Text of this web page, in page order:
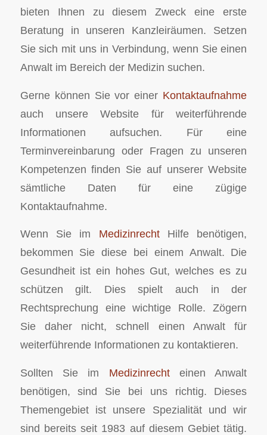
bieten Ihnen zu diesem Zweck eine erste
Beratung in unseren Kanzleiräumen. Setzen
Sie sich mit uns in Verbindung, wenn Sie einen
Anwalt im Bereich der Medizin suchen.
Gerne können Sie vor einer Kontaktaufnahme
auch unsere Website für weiterführende
Informationen aufsuchen. Für eine
Terminvereinbarung oder Fragen zu unseren
Kompetenzen finden Sie auf unserer Website
sämtliche Daten für eine zügige
Kontaktaufnahme.
Wenn Sie im MedizinrechtHilfe benötigen,
bekommen Sie diese bei einem Anwalt. Die
Gesundheit ist ein hohes Gut, welches es zu
schützen gilt. Dies spielt auch in der
Rechtsprechung eine wichtige Rolle. Zögern
Sie daher nicht, schnell einen Anwalt für
weiterführende Informationen zu kontaktieren.
Sollten Sie im Medizinrechteinen Anwalt
benötigen, sind Sie bei uns richtig. Dieses
Themengebiet ist unsere Spezialität und wir
sind bereits seit 1983 auf diesem Gebiet tätig.